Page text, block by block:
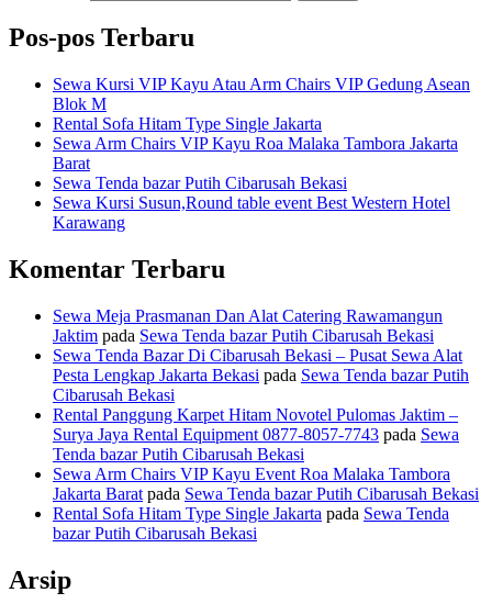
Pos-pos Terbaru
Sewa Kursi VIP Kayu Atau Arm Chairs VIP Gedung Asean
Blok M
Rental Sofa Hitam Type Single Jakarta
Sewa Arm Chairs VIP Kayu Roa Malaka Tambora Jakarta
Barat
Sewa Tenda bazar Putih Cibarusah Bekasi
Sewa Kursi Susun,Round table event Best Western Hotel
Karawang
Komentar Terbaru
Sewa Meja Prasmanan Dan Alat Catering Rawamangun
Jaktim pada Sewa Tenda bazar Putih Cibarusah Bekasi
Sewa Tenda Bazar Di Cibarusah Bekasi – Pusat Sewa Alat
Pesta Lengkap Jakarta Bekasi pada Sewa Tenda bazar Putih
Cibarusah Bekasi
Rental Panggung Karpet Hitam Novotel Pulomas Jaktim –
Surya Jaya Rental Equipment 0877-8057-7743 pada Sewa
Tenda bazar Putih Cibarusah Bekasi
Sewa Arm Chairs VIP Kayu Event Roa Malaka Tambora
Jakarta Barat pada Sewa Tenda bazar Putih Cibarusah Bekasi
Rental Sofa Hitam Type Single Jakarta pada Sewa Tenda
bazar Putih Cibarusah Bekasi
Arsip